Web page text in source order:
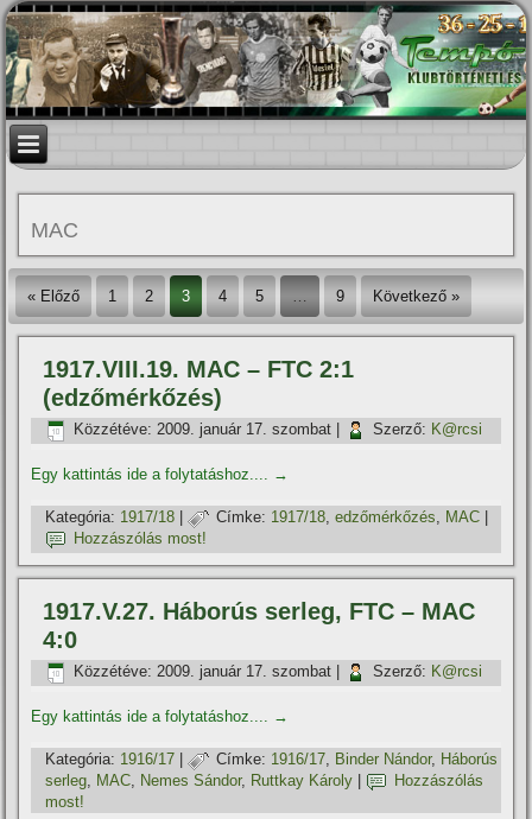
MAC
« Előző 1 2 3 4 5 … 9 Következő »
1917.VIII.19. MAC – FTC 2:1
(edzőmérkőzés)
Közzétéve: 2009. január 17. szombat Szerző: K@rcsi
Egy kattintás ide a folytatáshoz.... →
Kategória: 1917/18 | Címke: 1917/18,edzőmérkőzés, MAC
Hozzászólás most!
1917.V.27. Háborús serleg, FTC – MAC
4:0
Közzétéve: 2009. január 17. szombat Szerző: K@rcsi
Egy kattintás ide a folytatáshoz.... →
Kategória: 1916/17 | Címke: 1916/17, Binder Nándor, Háborús
serleg, MAC, Nemes Sándor, Ruttkay Károly
Hozzászólás
most!